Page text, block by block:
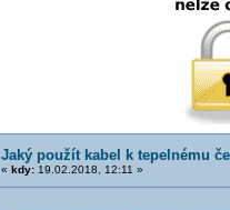
Jaký použít kabel k tepelnému
« kdy:19.02.2018, 12:11 »